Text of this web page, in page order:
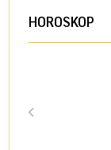
HOROSKOP